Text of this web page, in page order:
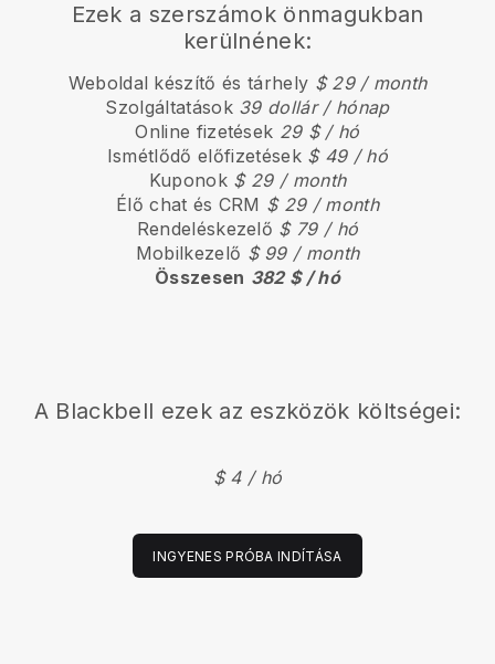
Ezek a szerszámok önmagukban
kerülnének:
Weboldal készítő és tárhely $ 29 / month
Szolgáltatások 39 dollár / hónap
Online fizetések 29 $ / hó
Ismétlődő előfizetések $ 49 / hó
Kuponok $ 29 / month
Élő chat és CRM $ 29 / month
Rendeléskezelő $ 79 / hó
Mobilkezelő $ 99 / month
Összesen 382 $ / hó
A Blackbell ezek az eszközök költségei:
$ 4 / hó
INGYENES PRÓBA INDÍTÁSA